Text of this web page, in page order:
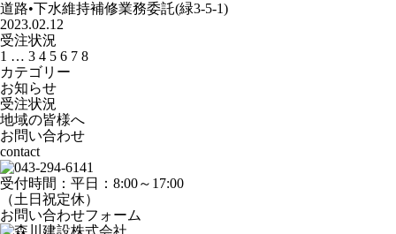
道路•下水維持補修業務委託(緑3-5-1)
2023.02.12
受注状況
1 … 3 4 5 6 7 8
カテゴリー
お知らせ
受注状況
地域の皆様へ
お問い合わせ
contact
受付時間：平日：8:00～17:00
（土日祝定休）
お問い合わせフォーム